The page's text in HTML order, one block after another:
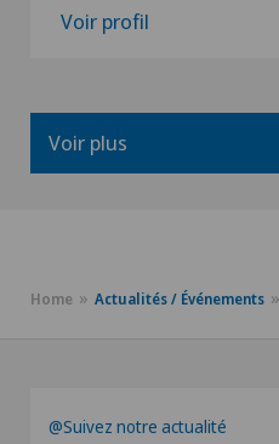
Voir profil
Voir plus
Home Actualités / Événements
@Suivez notre actualité